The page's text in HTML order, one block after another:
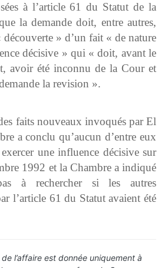
à l’article 61 du Statut de la
la demande doit, entre autres,
découverte » d’un fait « de nature
décisive » qui « doit, avant le
avoir été inconnu de la Cour et
la revision ».
faits nouveaux invoqués par El
a conclu qu’aucun d’entre eux
une influence décisive sur
1992 et la Chambre a indiqué
à rechercher si les autres
l’article 61 du Statut avaient été
l’affaire est donnée uniquement à